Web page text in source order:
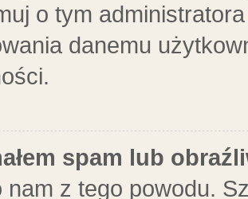
o tym
danemu
spam lub
nam z tego powodu.